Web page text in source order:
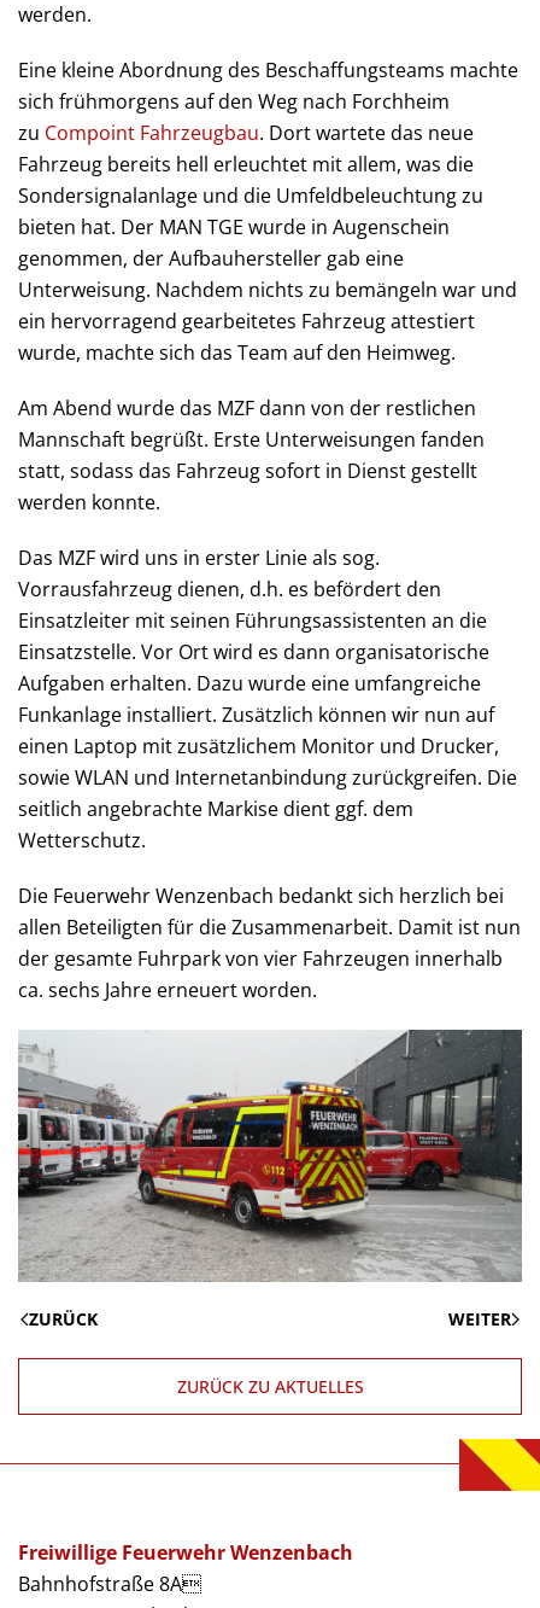
werden.
Eine kleine Abordnung des Beschaffungsteams machte
sich frühmorgens auf den Weg nach Forchheim
zu Compoint Fahrzeugbau. Dort wartete das neue
Fahrzeug bereits hell erleuchtet mit allem, was die
Sondersignalanlage und die Umfeldbeleuchtung zu
bieten hat. Der MAN TGE wurde in Augenschein
genommen, der Aufbauhersteller gab eine
Unterweisung. Nachdem nichts zu bemängeln war und
ein hervorragend gearbeitetes Fahrzeug attestiert
wurde, machte sich das Team auf den Heimweg.
Am Abend wurde das MZF dann von der restlichen
Mannschaft begrüßt. Erste Unterweisungen fanden
statt, sodass das Fahrzeug sofort in Dienst gestellt
werden konnte.
Das MZF wird uns in erster Linie als sog.
Vorrausfahrzeug dienen, d.h. es befördert den
Einsatzleiter mit seinen Führungsassistenten an die
Einsatzstelle. Vor Ort wird es dann organisatorische
Aufgaben erhalten. Dazu wurde eine umfangreiche
Funkanlage installiert. Zusätzlich können wir nun auf
einen Laptop mit zusätzlichem Monitor und Drucker,
sowie WLAN und Internetanbindung zurückgreifen. Die
seitlich angebrachte Markise dient ggf. dem
Wetterschutz.
Die Feuerwehr Wenzenbach bedankt sich herzlich bei
allen Beteiligten für die Zusammenarbeit. Damit ist nun
der gesamte Fuhrpark von vier Fahrzeugen innerhalb
ca. sechs Jahre erneuert worden.
ZURÜCK WEITER
ZURÜCK ZU AKTUELLES
Freiwillige Feuerwehr Wenzenbach
Bahnhofstraße 8A